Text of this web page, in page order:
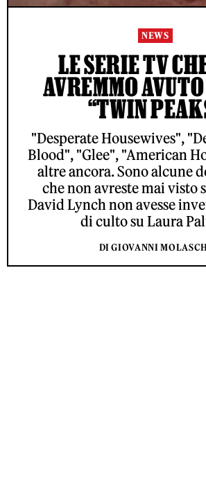
NEWS
LE SERIE TV
AVREMMO
“TWIN
"Desperate Housewives",
Blood", "Glee", "American
altre ancora. Sono alcune
che non avreste mai visto
David Lynch non avesse
di culto su Laura
DI GIOVANNI